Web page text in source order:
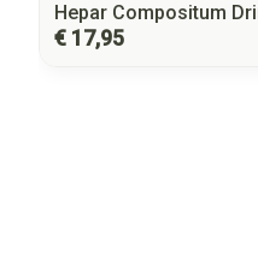
Hepar Compositum
€ 17,95